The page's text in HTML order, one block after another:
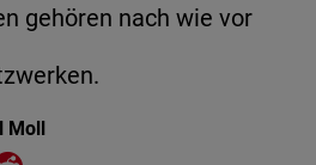
gehören nach wie vor
Moll